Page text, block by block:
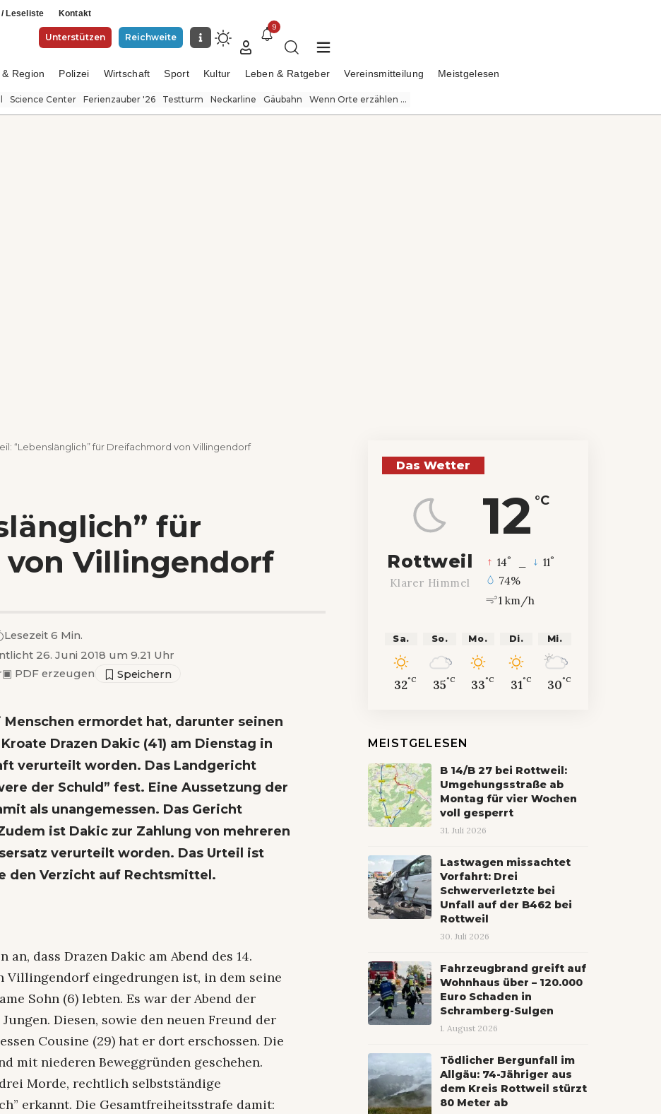
Leseliste Kontakt
Unterstützen Reichweite
9
& Region Polizei Wirtschaft Sport Kultur Leben & Ratgeber Vereinsmitteilung Meistgelesen
Science Center Ferienzauber '26 Testturm Neckarline Gäubahn Wenn Orte erzählen ...
“Lebenslänglich” für Dreifachmord von Villingendorf
für
Villingendorf
26. Juni 2018 um 9.21 Uhr
▣ PDF erzeugen
Lesezeit 6 Min.
ermordet hat, darunter seinen
Drazen Dakic (41) am Dienstag in
verurteilt worden. Das Landgericht
der Schuld” fest. Eine Aussetzung der
als unangemessen. Das Gericht
ist Dakic zur Zahlung von mehreren
verurteilt worden. Das Urteil ist
den Verzicht auf Rechtsmittel.
an, dass Drazen Dakic am Abend des 14.
Villingendorf eingedrungen ist, in dem seine
Sohn (6) lebten. Es war der Abend der
Diesen, sowie den neuen Freund der
Cousine (29) hat er dort erschossen. Die
mit niederen Beweggründen geschehen.
Morde, rechtlich selbstständige
erkannt. Die Gesamtfreiheitsstrafe damit:
Das Wetter
12 °C
Rottweil
Klarer Himmel
14° 11°
74%
1 km/h
Sa.
32°C
So.
35°C
Mo.
33°C
Di.
31°C
Mi.
30°C
MEISTGELESEN
B 14/B 27 bei Rottweil:
Umgehungsstraße ab
Montag für vier Wochen
voll gesperrt
31. Juli 2026
Lastwagen missachtet
Vorfahrt: Drei
Schwerverletzte bei
Unfall auf der B462 bei
Rottweil
30. Juli 2026
Fahrzeugbrand greift auf
Wohnhaus über – 120.000
Euro Schaden in
Schramberg-Sulgen
1. August 2026
Tödlicher Bergunfall im
Allgäu: 74-Jähriger aus
dem Kreis Rottweil stürzt
80 Meter ab